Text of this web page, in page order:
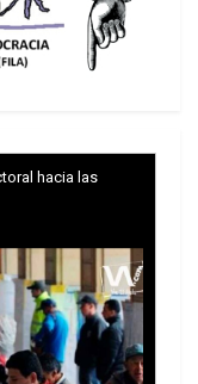
hacia las